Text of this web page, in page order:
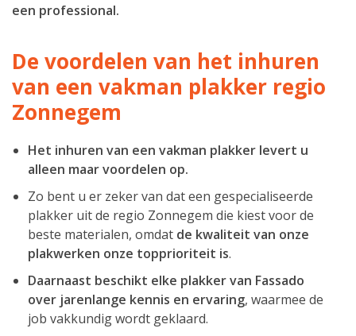
een professional.
De voordelen van het inhuren
van een vakman plakker regio
Zonnegem
Het inhuren van een vakman plakker levert u
alleen maar voordelen op.
Zo bent u er zeker van dat een gespecialiseerde
plakker uit de regio Zonnegem die kiest voor de
beste materialen, omdat de kwaliteit van onze
plakwerken onze topprioriteit is.
Daarnaast beschikt elke plakker van Fassado
over jarenlange kennis en ervaring, waarmee de
job vakkundig wordt geklaard.